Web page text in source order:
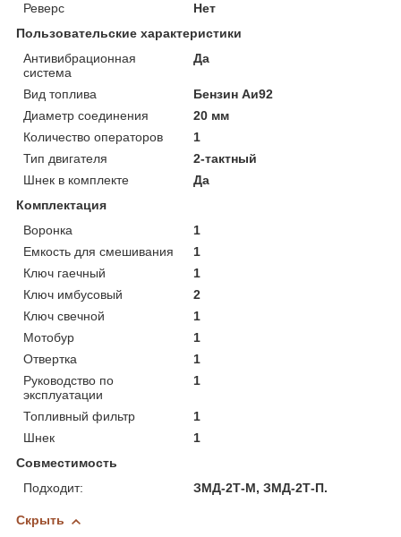
Реверс
Нет
Пользовательские характеристики
Антивибрационная
система
Да
Вид топлива
Бензин Аи92
Диаметр соединения
20 мм
Количество операторов
1
Тип двигателя
2-тактный
Шнек в комплекте
Да
Комплектация
Воронка
1
Емкость для смешивания
1
Ключ гаечный
1
Ключ имбусовый
2
Ключ свечной
1
Мотобур
1
Отвертка
1
Руководство по
эксплуатации
1
Топливный фильтр
1
Шнек
1
Совместимость
Подходит:
ЗМД-2Т-М, ЗМД-2Т-П.
Скрыть